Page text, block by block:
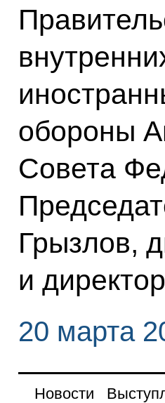
обороны
Совета
Грызлов,
и
20 марта
Новости